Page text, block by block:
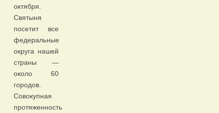
октября.
Святыня
посетит все
федеральные
округа нашей
страны —
около 60
городов.
Совокупная
протяженность